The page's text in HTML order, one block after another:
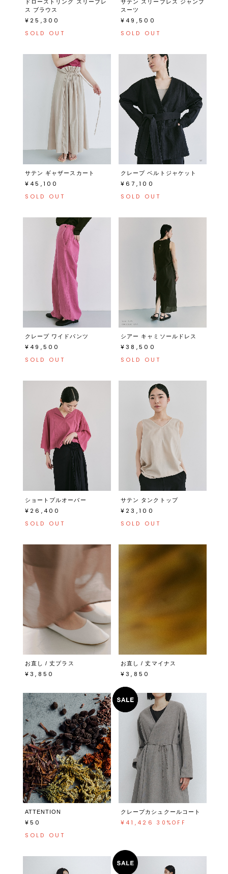
ドローストリング スリーブレ
ス ブラウス
¥25,300
SOLD OUT
サテン スリーブレス ジャンプ
スーツ
¥49,500
SOLD OUT
サテン ギャザースカート
¥45,100
SOLD OUT
クレープ ベルトジャケット
¥67,100
SOLD OUT
クレープ ワイドパンツ
¥49,500
SOLD OUT
シアー キャミソールドレス
¥38,500
SOLD OUT
ショートプルオーバー
¥26,400
SOLD OUT
サテン タンクトップ
¥23,100
SOLD OUT
お直し / 丈プラス
¥3,850
お直し / 丈マイナス
¥3,850
ATTENTION
¥50
SOLD OUT
クレープカシュクールコート
¥41,426 30%OFF